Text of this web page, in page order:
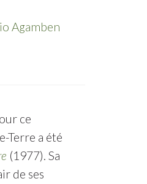
Agamben
ce
Terre a été
(1977). Sa
de ses